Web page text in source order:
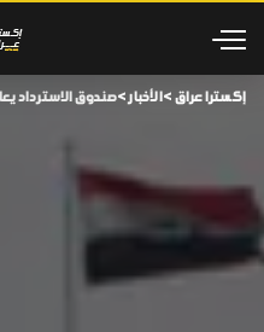
إكسترا عراق >الأخبار>صندوق الاسترداد يعلن